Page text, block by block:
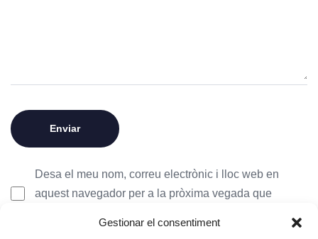
Gestionar el consentiment
Desa el meu nom, correu electrònic i lloc web en
aquest navegador per a la pròxima vegada que